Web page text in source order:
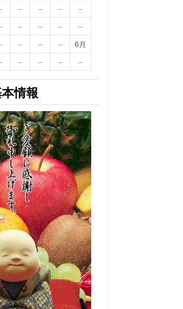
– – –
–
– – – –
– – –
6月
– – – –
情報